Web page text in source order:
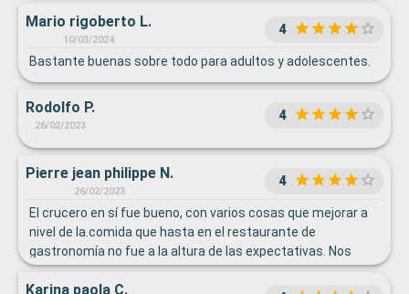
Mario rigoberto L.
10/03/2024
4
Bastante buenas sobre todo para adultos y adolescentes.
Rodolfo P.
26/02/2023
4
Pierre jean philippe N.
26/02/2023
4
El crucero en sí fue bueno, con varios cosas que mejorar a
nivel de la.comida que hasta en el restaurante de
gastronomía no fue a la altura de las expectativas. Nos
hemos cruzado con algunos miembros del equipo de Costa
que ni hablaban inglés o español en un crucero en los
Karina paola C.